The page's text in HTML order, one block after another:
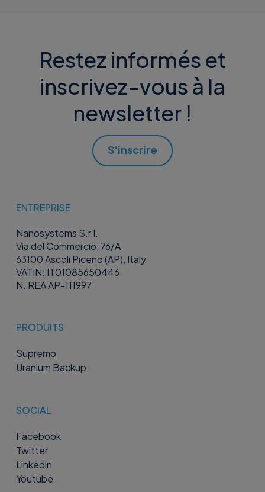
Restez informés et
inscrivez-vous à la
newsletter !
S'inscrire
ENTREPRISE
Nanosystems S.r.l.
Via del Commercio, 76/A
63100 Ascoli Piceno (AP), Italy
VATIN: IT01085650446
N. REA AP-111997
PRODUITS
Supremo
Uranium Backup
SOCIAL
Facebook
Twitter
Linkedin
Youtube